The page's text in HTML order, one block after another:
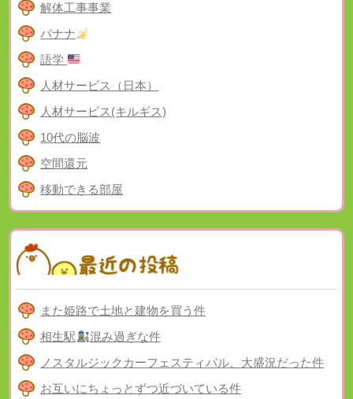
解体工事事業
バナナ
語学
人材サービス（日本）
人材サービス(キルギス)
10代の脳波
空間還元
移動できる部屋
また姫路で土地と建物を買う件
相生駅
混み過ぎな件
ノスタルジックカーフェスティバル、大盛況だった件
お互いにちょっとずつ近づいている件